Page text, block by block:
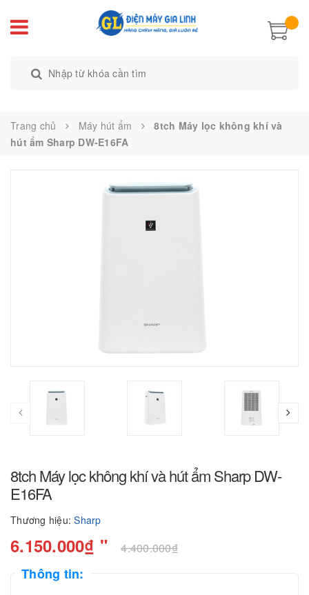
Trang chủ Máy hút ẩm
8tch Máy lọc không khí và
hút ẩm Sharp DW-E16FA
8tch Máy lọc không khí và hút ẩm Sharp DW-
E16FA
Thương hiệu: Sharp
6.150.000₫ " 4.400.000₫
Thông tin: